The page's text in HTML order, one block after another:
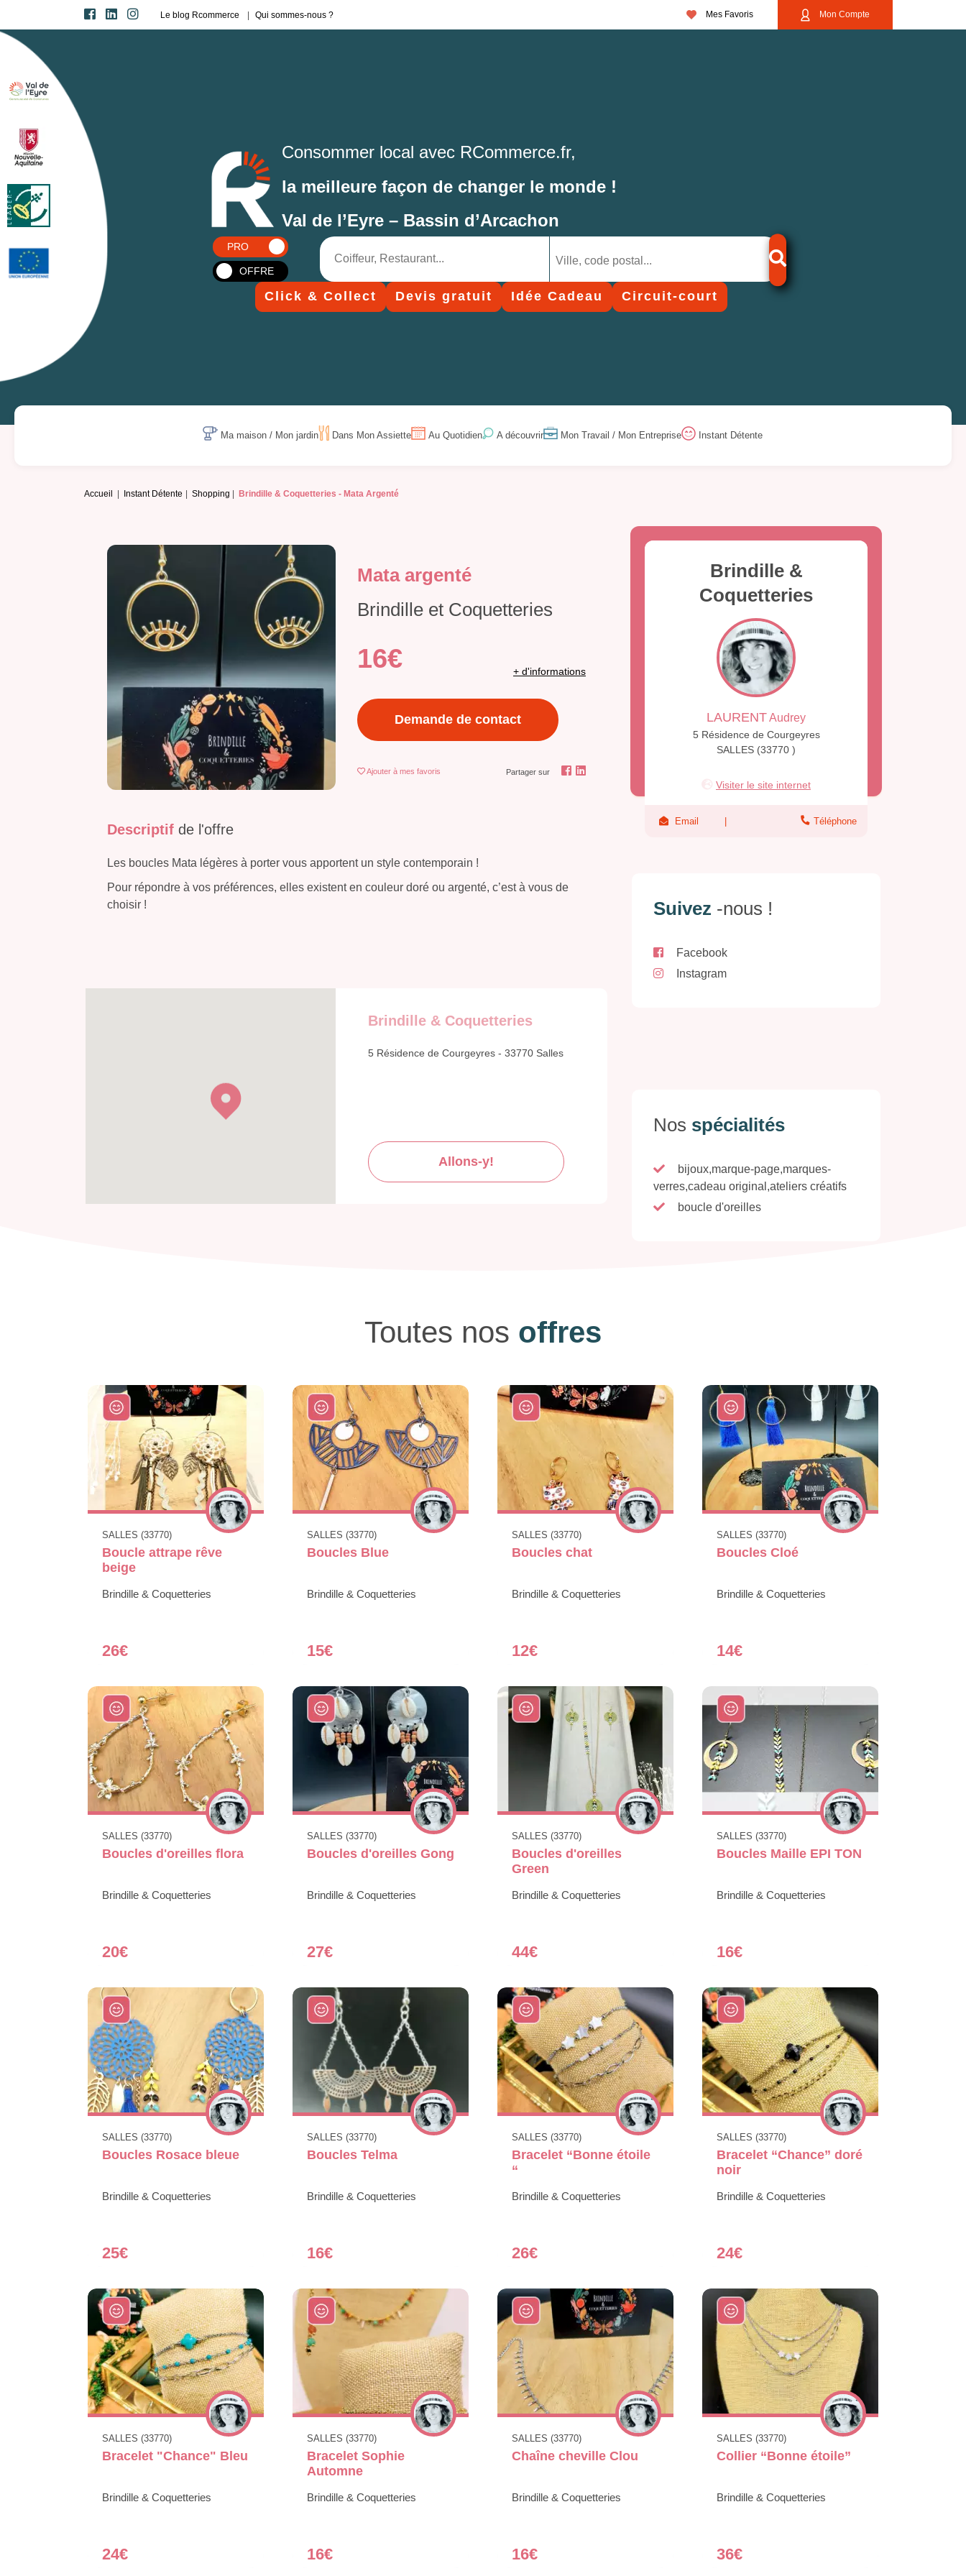
Le blog Rcommerce Qui sommes-nous ? Mes Favoris Mon Compte
Consommer local avec RCommerce.fr,
la meilleure façon de changer le monde !
Val de l’Eyre – Bassin d’Arcachon
PRO
OFFRE
Click & Collect Devis gratuit Idée Cadeau Circuit-court
Ma maison / Mon jardin Dans Mon Assiette Au Quotidien A découvrir Mon Travail / Mon Entreprise Instant Détente
Accueil Instant Détente Shopping Brindille & Coquetteries - Mata Argenté
Mata argenté
Brindille et Coquetteries
16€ + d'informations
Demande de contact
Ajouter à mes favoris Partager sur
Descriptif de l'offre
Les boucles Mata légères à porter vous apportent un style contemporain !
Pour répondre à vos préférences, elles existent en couleur doré ou argenté, c’est à vous de
choisir !
Brindille & Coquetteries
5 Résidence de Courgeyres - 33770 Salles
Allons-y!
Brindille &
Coquetteries
LAURENTAudrey
5 Résidence de Courgeyres
SALLES (33770 )
Visiter le site internet
Email Téléphone
Suivez -nous !
Facebook
Instagram
Nos spécialités
bijoux,marque-page,marques-
verres,cadeau original,ateliers créatifs
boucle d'oreilles
Toutes nos offres
SALLES (33770)
Boucle attrape rêve
beige
Brindille & Coquetteries
26€
SALLES (33770)
Boucles Blue
Brindille & Coquetteries
15€
SALLES (33770)
Boucles chat
Brindille & Coquetteries
12€
SALLES (33770)
Boucles Cloé
Brindille & Coquetteries
14€
SALLES (33770)
Boucles d'oreilles flora
Brindille & Coquetteries
20€
SALLES (33770)
Boucles d'oreilles Gong
Brindille & Coquetteries
27€
SALLES (33770)
Boucles d'oreilles
Green
Brindille & Coquetteries
44€
SALLES (33770)
Boucles Maille EPI TON
Brindille & Coquetteries
16€
SALLES (33770)
Boucles Rosace bleue
Brindille & Coquetteries
25€
SALLES (33770)
Boucles Telma
Brindille & Coquetteries
16€
SALLES (33770)
Bracelet “Bonne étoile
“
Brindille & Coquetteries
26€
SALLES (33770)
Bracelet “Chance” doré
noir
Brindille & Coquetteries
24€
SALLES (33770)
Bracelet "Chance" Bleu
Brindille & Coquetteries
24€
SALLES (33770)
Bracelet Sophie
Automne
Brindille & Coquetteries
16€
SALLES (33770)
Chaîne cheville Clou
Brindille & Coquetteries
16€
SALLES (33770)
Collier “Bonne étoile”
Brindille & Coquetteries
36€